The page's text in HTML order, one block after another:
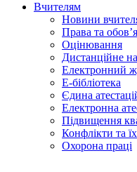
Вчителям
Новини
Права та
Оцінювання
Дистанційне
Електронний
E-бібліотека
Єдина
Електронна
Підвищення
Конфлікти та
Охорона праці